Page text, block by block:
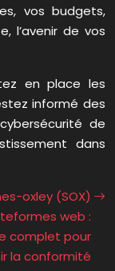
vos budgets,
l’avenir de vos
en place les
informé des
de
dans
oxley (SOX)
web :
complet pour
la conformité